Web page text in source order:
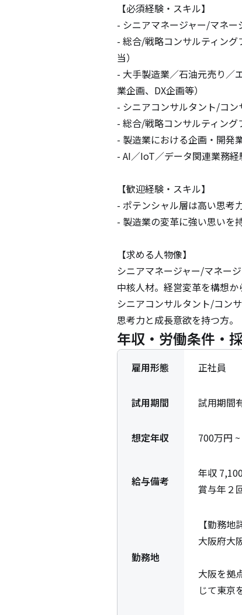
【必須経験・スキル】
- シニアマネージャー/マネー
- 総合/戦略コンサルティン
当）
- 大手製造業／石油元売り／
業企画、DX企画等）
- シニアコンサルタント/コン
- 総合/戦略コンサルティン
- 製造業における企画・開発
- AI／IoT／データ関連業務経
【歓迎経験・スキル】
- ポテンシャル層は高い思考
- 製造業の変革に強い思いを
【求める人物像】
シニアマネージャー/マネー
中核人材。経営変革を構想
シニアコンサルタント/コン
思考力と成長意欲を持つ方。
年収・労働条件・
雇用形態 正社員
試用期間 試用期間
想定年収 700万円
給与備考
年収
賞与年２
勤務地
【勤務地
大阪府大
大阪を拠
じて東京